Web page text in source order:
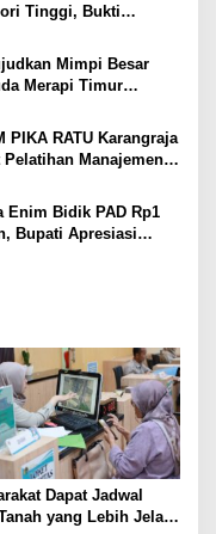
Tinggi, Bukti
Mimpi Besar
Merapi Timur
PIKA RATU Karangraja
Pelatihan Manajemen
Muara Enim
Enim Bidik PAD Rp1
Bupati Apresiasi
Dapat Jadwal
yang Lebih Jelas